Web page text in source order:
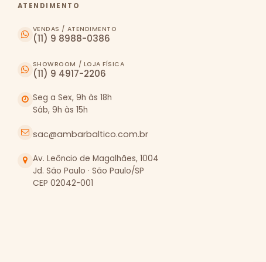
ATENDIMENTO
VENDAS / ATENDIMENTO
(11) 9 8988-0386
SHOWROOM / LOJA FÍSICA
(11) 9 4917-2206
Seg a Sex, 9h às 18h
Sáb, 9h às 15h
sac@ambarbaltico.com.br
Av. Leôncio de Magalhães, 1004
Jd. São Paulo · São Paulo/SP
CEP 02042-001